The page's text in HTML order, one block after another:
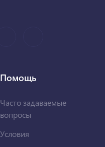
Помощь
Часто задаваемые
вопросы
Условия